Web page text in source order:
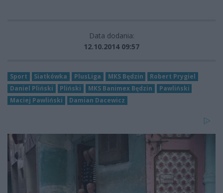
Data dodania:
12.10.2014 09:57
Sport Siatkówka PlusLiga MKS Będzin
Robert Prygiel
Daniel Pliński
Pliński MKS Banimex Będzin
Pawliński
Maciej Pawliński
Damian Dacewicz